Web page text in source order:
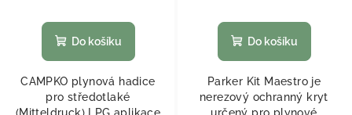
Do košíku
CAMPKO plynová hadice
pro středotlaké
Do košíku
Parker Kit Maestro je
nerezový ochranný kryt